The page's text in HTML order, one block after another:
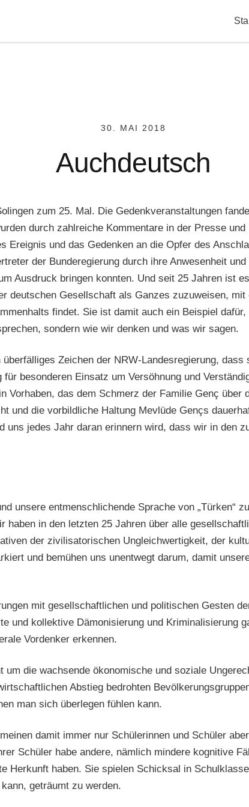
30. MAI 2018
Auchdeutsch
zum 25. Mal. Die Gedenkveranstaltungen
durch zahlreiche Kommentare in der Presse
Ereignis und das Gedenken an die Opfer des
der Bunderegierung durch ihre Anwesenheit
Ausdruck bringen konnten. Und seit 25 Jahren ist
deutschen Gesellschaft als Ganzes zuzuweisen,
findet. Sie ist damit auch ein Beispiel
sondern wie wir denken und was wir sagen.
Zeichen der NRW-Landesregierung,
besonderen Einsatz um Versöhnung und
Vorhaben, das dem Schmerz der Familie Genç über
und die vorbildliche Haltung Mevlüde Gençs
uns jedes Jahr daran erinnern wird, dass wir in den
unsere entmenschlichende Sprache von „Türken“
haben in den letzten 25 Jahren über alle
der zivilisatorischen Ungleichwertigkeit, der
und bemühen uns unentwegt darum, damit
mit gesellschaftlichen und politischen Gesten
und kollektive Dämonisierung und Kriminalisierung
Vordenker erkennen.
die wachsende ökonomische und soziale
Abstieg bedrohten
man sich überlegen fühlen kann.
damit immer nur Schülerinnen und Schüler
Schüler habe andere, nämlich mindere kognitive
Herkunft haben. Sie spielen Schicksal in
geträumt zu werden.